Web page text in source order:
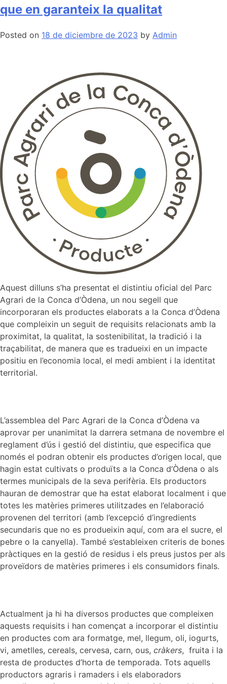
la
Conca
d’Òdena
productes
locals
amb
la
campanya
“Tria
la
terra”
que en garanteix la qualitat
Posted on 18 de diciembre de 2023 by Admin
Aquest dilluns s’ha presentat el distintiu oficial del Parc
Agrari de la Conca d’Òdena, un nou segell que
incorporaran els productes elaborats a la Conca d’Òdena
que compleixin un seguit de requisits relacionats amb la
proximitat, la qualitat, la sostenibilitat, la tradició i la
traçabilitat, de manera que es tradueixi en un impacte
positiu en l’economia local, el medi ambient i la identitat
territorial.
L’assemblea del Parc Agrari de la Conca d’Òdena va
aprovar per unanimitat la darrera setmana de novembre el
reglament d’ús i gestió del distintiu, que especifica que
només el podran obtenir els productes d’origen local, que
hagin estat cultivats o produïts a la Conca d’Òdena o als
termes municipals de la seva perifèria. Els productors
hauran de demostrar que ha estat elaborat localment i que
totes les matèries primeres utilitzades en l’elaboració
provenen del territori (amb l’excepció d’ingredients
secundaris que no es produeixin aquí, com ara el sucre, el
pebre o la canyella). També s’estableixen criteris de bones
pràctiques en la gestió de residus i els preus justos per als
proveïdors de matèries primeres i els consumidors finals.
Actualment ja hi ha diversos productes que compleixen
aquests requisits i han començat a incorporar el distintiu
en productes com ara formatge, mel, llegum, oli, iogurts,
vi, ametlles, cereals, cervesa, carn, ous, cràkers, fruita i la
resta de productes d’horta de temporada. Tots aquells
productors agraris i ramaders i els elaboradors